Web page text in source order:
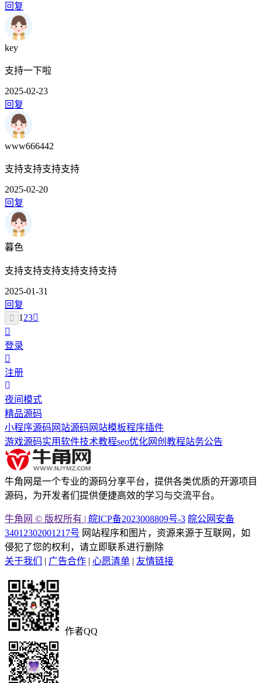
回复
key
支持一下啦
2025-02-23
回复
www666442
支持支持支持支持
2025-02-20
回复
暮色
支持支持支持支持支持支持
2025-01-31
回复
1 23
登录
注册
夜间模式
精品源码
小程序源码 网站源码 网站模板程序插件
游戏源码实用软件技术教程seo优化网创教程站务公告
牛角网是一个专业的源码分享平台，提供各类优质的开源项目
源码，为开发者们提供便捷高效的学习与交流平台。
牛角网 © 版权所有 | 皖ICP备2023008809号-3 皖公网安备
34012302001217号 网站程序和图片，资源来源于互联网，如
侵犯了您的权利，请立即联系进行删除
关于我们
| 广告合作 | 心愿清单 | 友情链接
作者QQ